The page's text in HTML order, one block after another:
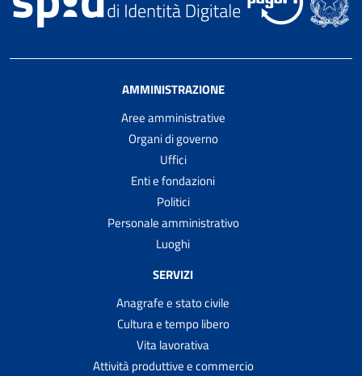
AMMINISTRAZIONE
Aree amministrative
Organi di governo
Uffici
Enti e fondazioni
Politici
Personale amministrativo
Luoghi
SERVIZI
Anagrafe e stato civile
Cultura e tempo libero
Vita lavorativa
Attività produttive e commercio